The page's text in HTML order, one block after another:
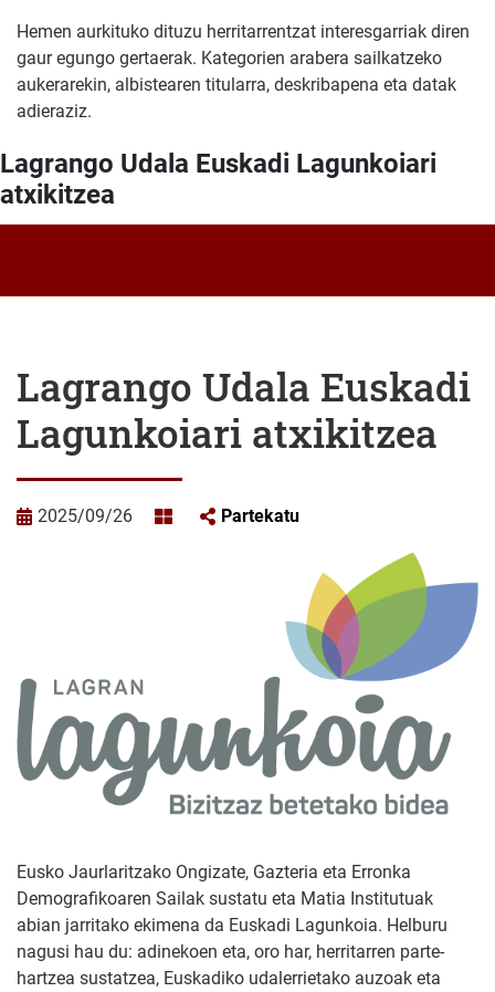
Hemen aurkituko dituzu herritarrentzat interesgarriak diren
gaur egungo gertaerak. Kategorien arabera sailkatzeko
aukerarekin, albistearen titularra, deskribapena eta datak
adieraziz.
Lagrango Udala Euskadi Lagunkoiari
atxikitzea
Lagrango Udala Euskadi
Lagunkoiari atxikitzea
2025/09/26 Partekatu
Eusko Jaurlaritzako Ongizate, Gazteria eta Erronka
Demografikoaren Sailak sustatu eta Matia Institutuak
abian jarritako ekimena da Euskadi Lagunkoia. Helburu
nagusi hau du: adinekoen eta, oro har, herritarren parte-
hartzea sustatzea, Euskadiko udalerrietako auzoak eta